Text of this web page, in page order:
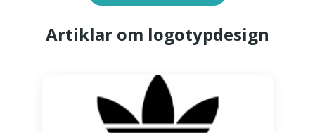
Artiklar om logotypdesign